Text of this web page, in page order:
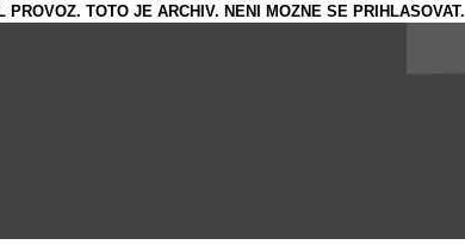
PROVOZ. TOTO JE ARCHIV. NENI MOZNE SE PRIHLASOVAT.